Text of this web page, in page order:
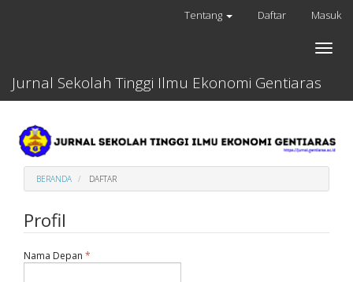
Navigasi
Isi
utama
Sidebar
Tentang Daftar Masuk
Toggle
Jurnal Sekolah Tinggi Ilmu Ekonomi Gentiaras
BERANDA DAFTAR
Profil
Nama Depan *